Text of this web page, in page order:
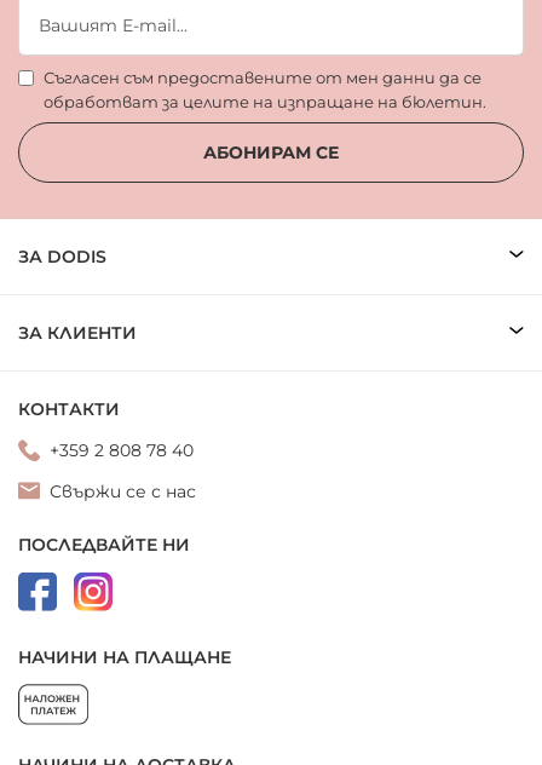
Съгласен съм предоставените от мен данни да се
обработват за целите на изпращане на бюлетин.
АБОНИРАМ СЕ
ЗА DODIS
ЗА КЛИЕНТИ
КОНТАКТИ
+359 2 808 78 40
Свържи се с нас
ПОСЛЕДВАЙТЕ НИ
НАЧИНИ НА ПЛАЩАНЕ